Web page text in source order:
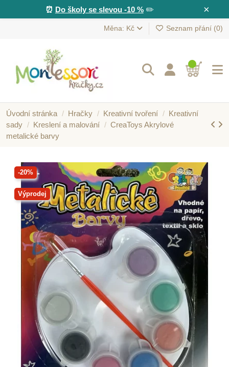
×
⏰ Do školy se slevou -10 %✏️
Měna: Kč Seznam přání (0)
Úvodní stránka Hračky Kreativní tvoření
Kreativní
sady
Kreslení a malování
CreaToys Akrylové
metalické barvy
-20%
Výprodej